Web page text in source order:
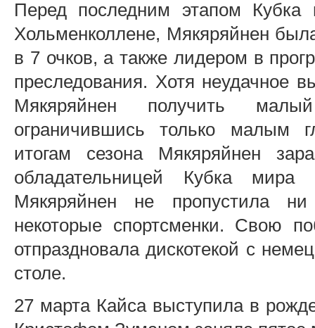
Перед последним этапом
Хольменколлене, Мякяряйнен
в 7 очков, а также лидером в
преследования. Хотя неудачное
Мякяряйнен получить
ограничившись только малым
итогам сезона Мякяряйнен
обладательницей Кубка
Мякяряйнен не пропустила
некоторые спортсменки. Свою
отпраздновала дискотекой с
столе.
27 марта Кайса выступила в